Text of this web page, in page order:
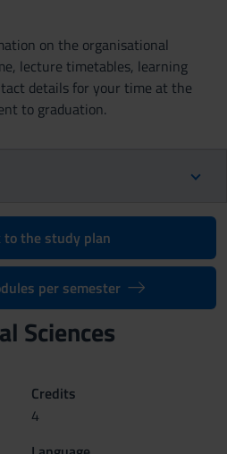
on the organisational
lecture timetables, learning
details for your time at the
to graduation.
to the study plan
per semester
Sciences
Credits
4